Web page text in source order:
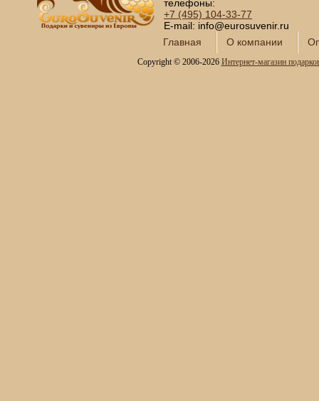
Фарфоровые куклы
Из России с любовью
телефоны:
+7 (495) 104-33-77
E-mail: info@eurosuvenir.ru
Главная
О компании
Copyright © 2006-2026 Интернет-магазин